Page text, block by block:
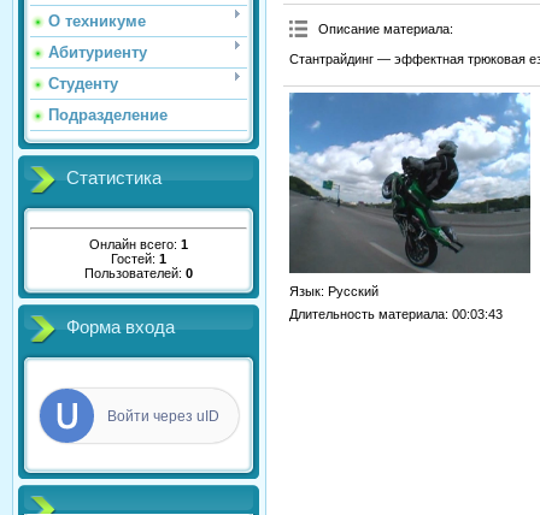
О техникуме
Абитуриенту
Студенту
Подразделение
Статистика
Онлайн всего: 1
Гостей: 1
Пользователей: 0
Форма входа
Войти через uID
Описание материала:
Стантрайдинг — эффектная трюковая
Язык: Русский
Длительность материала: 00:03:43